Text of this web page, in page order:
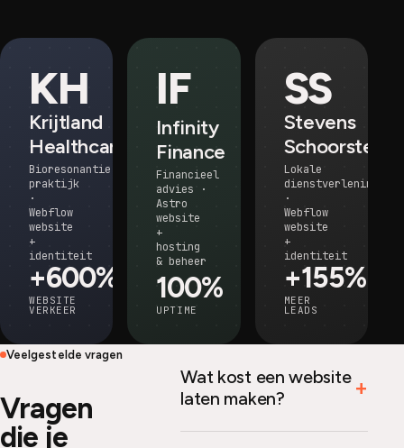
KH
Krijtland
Healthcare
Bioresonantie
praktijk
·
Webflow
website
+
identiteit
+600%
WEBSITE
VERKEER
IF
Infinity
Finance
Financieel
advies ·
Astro
website
+
hosting
& beheer
100%
UPTIME
SS
Stevens
Lokale
dienstverlening
·
Webflow
website
+
identiteit
+155%
MEER
LEADS
Veelgestelde vragen
Vragen
die je
Wat kost een website
laten maken?